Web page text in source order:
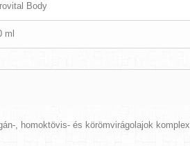
Body
ml
, homoktövis- és körömvirágolajok